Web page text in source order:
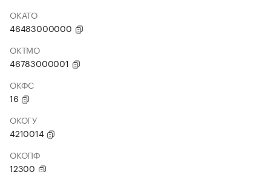
ОКАТО
46483000000
ОКТМО
46783000001
ОКФС
16
ОКОГУ
4210014
ОКОПФ
12300